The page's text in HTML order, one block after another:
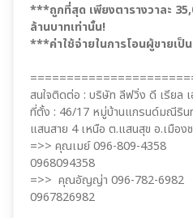
***ถูกที่สุด เพียงตารางวาละ
ล้านบาทเท่านั้น!
***ค่าใช้จ่ายในการโอนผู้ขายเป็
สนใจติดต่อ : บริษัท ลีฟวิ่ง ดี เรียล
ที่ตั้ง : 46/17 หมู่บ้านแกรนด์มณีริน
แสนสาย 4 เหนือ ต.แสนสุข อ.เมือง
=>> คุณเมย์ 096-809-4358
0968094358
=>> คุณอัญญ่า 096-782-
0967826982